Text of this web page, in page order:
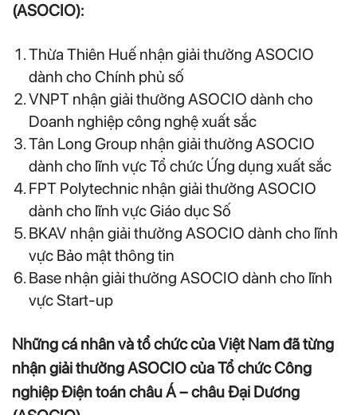
(ASOCIO):
Thừa Thiên Huế nhận giải thưởng ASOCIO
dành cho Chính phủ số
VNPT nhận giải thưởng ASOCIO dành cho
Doanh nghiệp công nghệ xuất sắc
Tân Long Group nhận giải thưởng ASOCIO
dành cho lĩnh vực Tổ chức Ứng dụng xuất sắc
FPT Polytechnic nhận giải thưởng ASOCIO
dành cho lĩnh vực Giáo dục Số
BKAV nhận giải thưởng ASOCIO dành cho lĩnh
vực Bảo mật thông tin
Base nhận giải thưởng ASOCIO dành cho lĩnh
vực Start-up
Những cá nhân và tổ chức của Việt Nam đã từng
nhận giải thưởng ASOCIO của Tổ chức Công
nghiệp Điện toán châu Á – châu Đại Dương